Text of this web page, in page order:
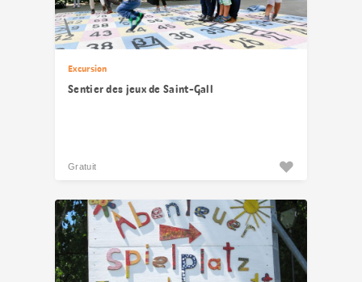
Excursion
Sentier des jeux de Saint-Gall
Gratuit